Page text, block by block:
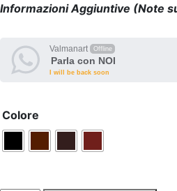
Informazioni Aggiuntive (Note
Valmanart Offline
Parla con NOI
I will be back soon
Colore